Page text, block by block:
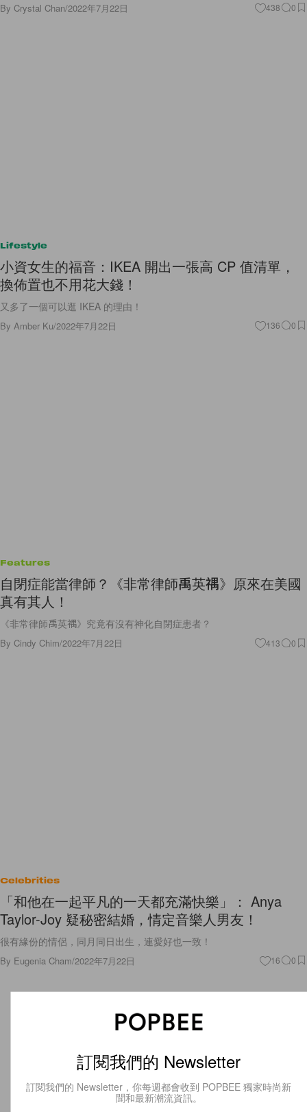
By Crystal Chan/2022年7月22日 438 0
Lifestyle
小資女生的福音：IKEA 開出一張高 CP 值清單，
換佈置也不用花大錢！
又多了一個可以逛 IKEA 的理由！
By Amber Ku/2022年7月22日 136 0
Features
自閉症能當律師？《非常律師禹英禑》原來在美國
真有其人！
《非常律師禹英禑》究竟有沒有神化自閉症患者？
By Cindy Chim/2022年7月22日 413 0
Celebrities
「和他在一起平凡的一天都充滿快樂」： Anya
Taylor-Joy 疑秘密結婚，情定音樂人男友！
很有緣份的情侶，同月同日出生，連愛好也一致！
By Eugenia Cham/2022年7月22日 16 0
訂閱我們的 Newsletter
訂閱我們的 Newsletter，你每週都會收到 POPBEE 獨家時尚新
聞和最新潮流資訊。